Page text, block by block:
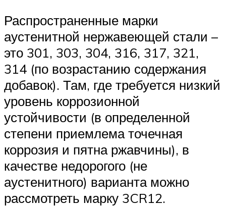
Распространенные марки
аустенитной нержавеющей стали –
это 301, 303, 304, 316, 317, 321,
314 (по возрастанию содержания
добавок). Там, где требуется низкий
уровень коррозионной
устойчивости (в определенной
степени приемлема точечная
коррозия и пятна ржавчины), в
качестве недорогого (не
аустенитного) варианта можно
рассмотреть марку 3CR12.